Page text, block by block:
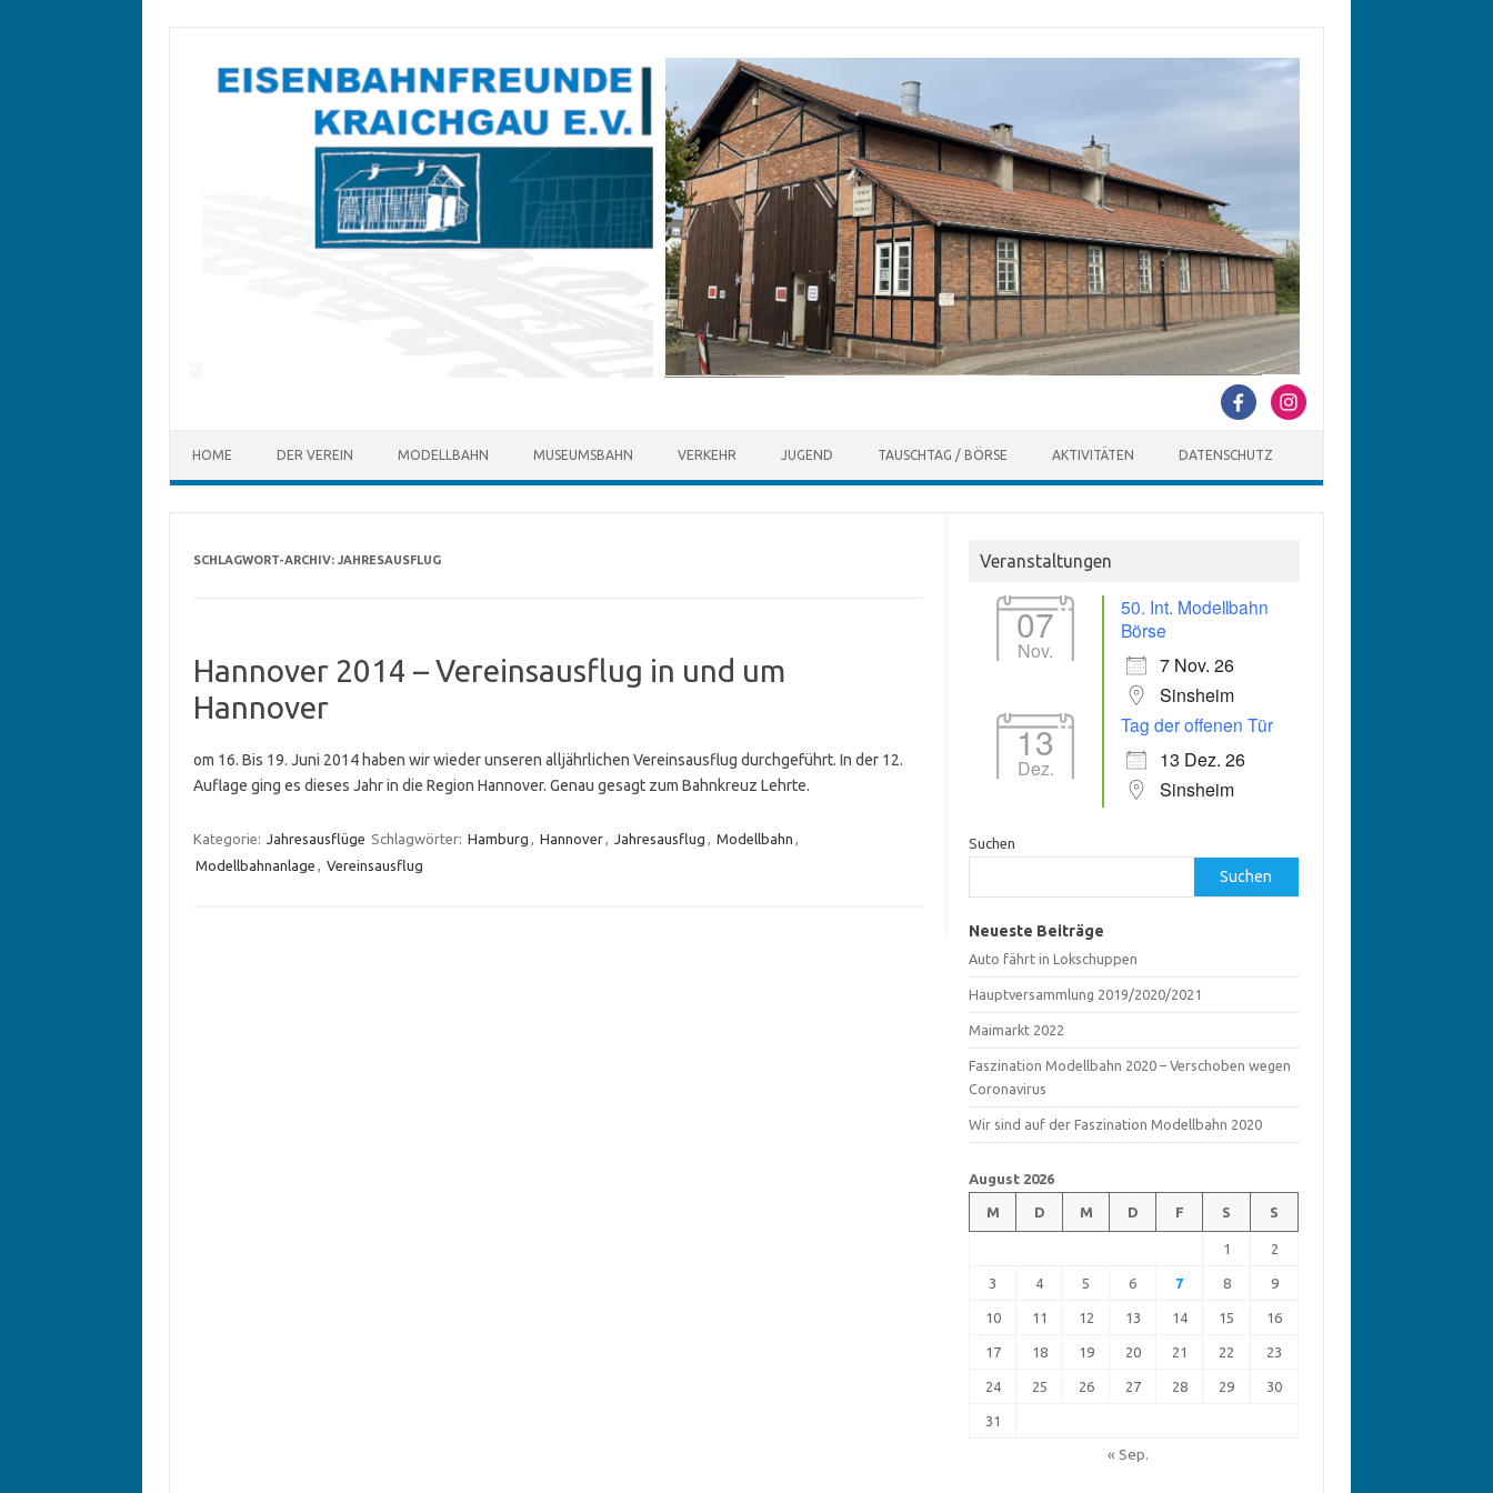
springen
HOME DER VEREIN MODELLBAHN MUSEUMSBAHN VERKEHR JUGEND TAUSCHTAG / BÖRSE AKTIVITÄTEN DATENSCHUTZ
SCHLAGWORT-ARCHIV: JAHRESAUSFLUG
Hannover 2014 – Vereinsausflug in und um
Hannover
om 16. Bis 19. Juni 2014 haben wir wieder unseren alljährlichen Vereinsausflug durchgeführt. In der 12.
Auflage ging es dieses Jahr in die Region Hannover. Genau gesagt zum Bahnkreuz Lehrte.
Kategorie: Jahresausflüge Schlagwörter: Hamburg , Hannover, Jahresausflug , Modellbahn ,
Modellbahnanlage , Vereinsausflug
Veranstaltungen
07
Nov.
50. Int. Modellbahn
Börse
7 Nov. 26
Sinsheim
13
Dez.
Tag der offenen Tür
13 Dez. 26
Sinsheim
Suchen
Suchen
Neueste Beiträge
Auto fährt in Lokschuppen
Hauptversammlung 2019/2020/2021
Maimarkt 2022
Faszination Modellbahn 2020 – Verschoben wegen
Coronavirus
Wir sind auf der Faszination Modellbahn 2020
August 2026
M D M D F S S
1 2
3 4 5 6 7 8 9
10 11 12 13 14 15 16
17 18 19 20 21 22 23
24 25 26 27 28 29 30
31
« Sep.